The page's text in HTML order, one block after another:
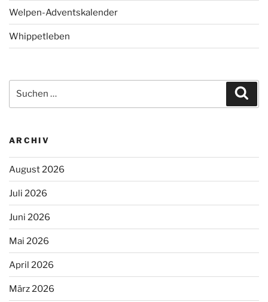
Welpen-Adventskalender
Whippetleben
nach:
ARCHIV
August 2026
Juli 2026
Juni 2026
Mai 2026
April 2026
März 2026